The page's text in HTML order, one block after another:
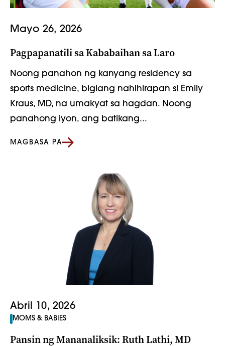
Mayo 26, 2026
Pagpapanatili sa Kababaihan sa Laro
Noong panahon ng kanyang residency sa
sports medicine, biglang nahihirapan si Emily
Kraus, MD, na umakyat sa hagdan. Noong
panahong iyon, ang batikang...
MAGBASA PA
Abril 10, 2026
MOMS & BABIES
Pansin ng Mananaliksik: Ruth Lathi, MD